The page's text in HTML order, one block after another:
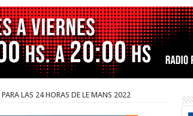
LAS 24 HORAS DE LE MANS 2022